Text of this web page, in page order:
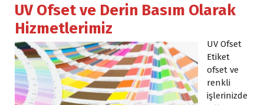
UV Ofset ve Derin Basım Olarak
Hizmetlerimiz
UV Ofset
Etiket
ofset ve
renkli
işlerinizde